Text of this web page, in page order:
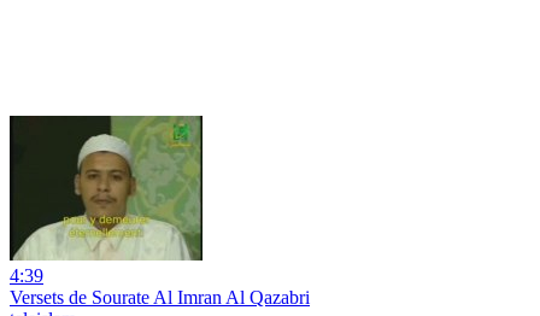
4:39
Versets de Sourate Al Imran Al Qazabri